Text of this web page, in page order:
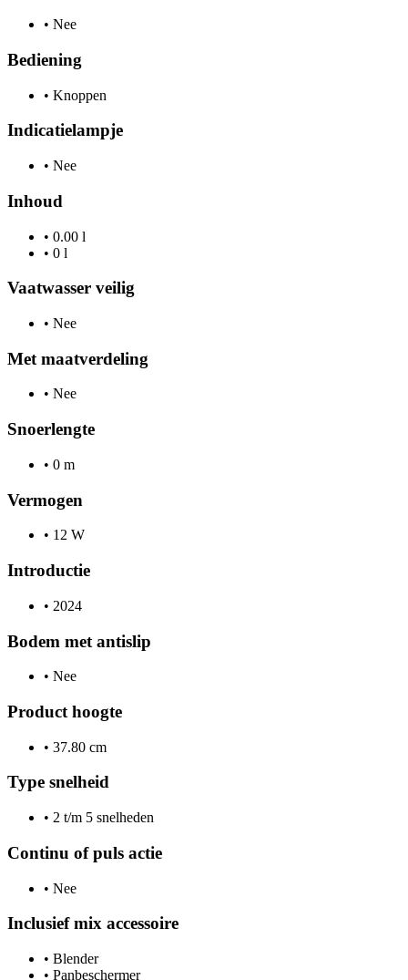
• Nee
Bediening
• Knoppen
Indicatielampje
• Nee
Inhoud
• 0.00 l
• 0 l
Vaatwasser veilig
• Nee
Met maatverdeling
• Nee
Snoerlengte
• 0 m
Vermogen
• 12 W
Introductie
• 2024
Bodem met antislip
• Nee
Product hoogte
• 37.80 cm
Type snelheid
• 2 t/m 5 snelheden
Continu of puls actie
• Nee
Inclusief mix accessoire
• Blender
• Panbeschermer